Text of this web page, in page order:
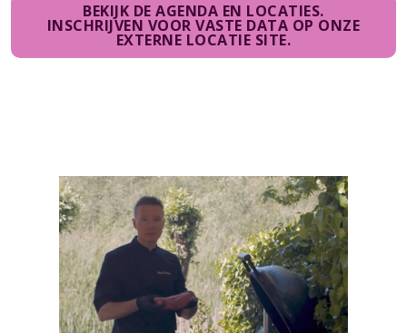
BEKIJK DE AGENDA EN LOCATIES.
INSCHRIJVEN VOOR VASTE DATA OP ONZE
EXTERNE LOCATIE SITE.